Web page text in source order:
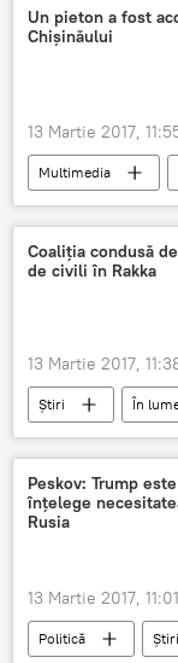
contracte
Un pieton a fost
Chișinăului
13 Martie 2017,
Multimedia
Știri
accident
pietoni
Coaliția condusă
de civili în Rakka
13 Martie 2017,
Știri În
bombardamente
Aviație
raid
Peskov: Trump
înțelege
Rusia
13 Martie 2017, 11:01
Politică Știri